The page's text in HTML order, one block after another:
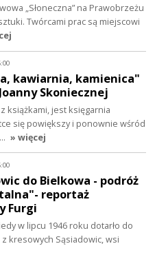
„Słoneczna” na Prawobrzeżu
Twórcami prac są miejscowi
kawiarnia, kamienica"
Skoniecznej
z książkami, jest księgarnia
się powiększy i ponownie wśród
» więcej
do Bielkowa - podróż
reportaż
Furgi
w lipcu 1946 roku dotarło do
kresowych Sąsiadowic, wsi